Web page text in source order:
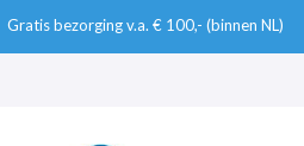
Gratis bezorging v.a. € 100,- (binnen NL)